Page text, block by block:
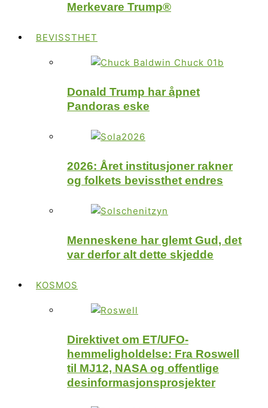
Merkevare Trump®
BEVISSTHET
Donald Trump har åpnet
Pandoras eske
2026: Året institusjoner rakner
og folkets bevissthet endres
Menneskene har glemt Gud, det
var derfor alt dette skjedde
KOSMOS
Direktivet om ET/UFO-
hemmeligholdelse: Fra Roswell
til MJ12, NASA og offentlige
desinformasjonsprosjekter